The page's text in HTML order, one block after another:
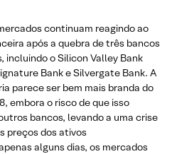
continuam reagindo ao
após a quebra de três bancos
incluindo o Silicon Valley Bank
Bank e Silvergate Bank. A
parece ser bem mais branda do
embora o risco de que isso
bancos, levando a uma crise
preços dos ativos
alguns dias, os mercados